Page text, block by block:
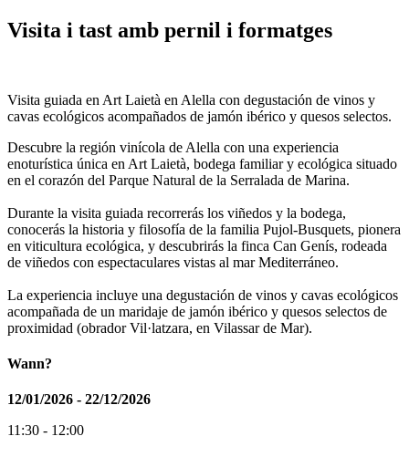
Visita i tast amb pernil i formatges
Visita guiada en Art Laietà en Alella con degustación de vinos y
cavas ecológicos acompañados de jamón ibérico y quesos selectos.
Descubre la región vinícola de Alella con una experiencia
enoturística única en Art Laietà, bodega familiar y ecológica situado
en el corazón del Parque Natural de la Serralada de Marina.
Durante la visita guiada recorrerás los viñedos y la bodega,
conocerás la historia y filosofía de la familia Pujol-Busquets, pionera
en viticultura ecológica, y descubrirás la finca Can Genís, rodeada
de viñedos con espectaculares vistas al mar Mediterráneo.
La experiencia incluye una degustación de vinos y cavas ecológicos
acompañada de un maridaje de jamón ibérico y quesos selectos de
proximidad (obrador Vil·latzara, en Vilassar de Mar).
Wann?
12/01/2026 - 22/12/2026
11:30 - 12:00